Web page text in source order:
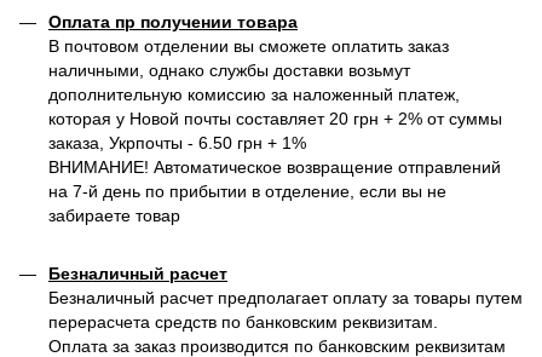
Оплата пр получении товара
В почтовом отделении вы сможете оплатить заказ
наличными, однако службы доставки возьмут
дополнительную комиссию за наложенный платеж,
которая у Новой почты составляет 20 грн + 2% от суммы
заказа, Укрпочты - 6.50 грн + 1%
ВНИМАНИЕ! Автоматическое возвращение отправлений
на 7-й день по прибытии в отделение, если вы не
забираете товар
Безналичный расчет
Безналичный расчет предполагает оплату за товары путем
перерасчета средств по банковским реквизитам.
Оплата за заказ производится по банковским реквизитам